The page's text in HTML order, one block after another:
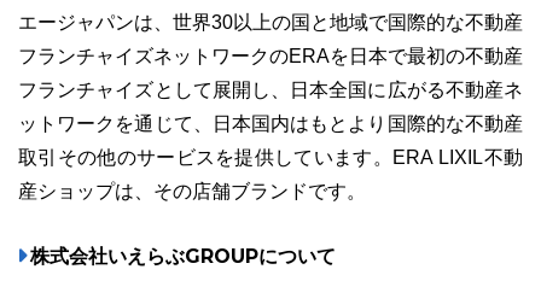
エージャパンは、世界30以上の国と地域で国際的な不動産
フランチャイズネットワークのERAを日本で最初の不動産
フランチャイズとして展開し、日本全国に広がる不動産ネ
ットワークを通じて、日本国内はもとより国際的な不動産
取引その他のサービスを提供しています。ERA LIXIL不動
産ショップは、その店舗ブランドです。
株式会社いえらぶGROUPについて